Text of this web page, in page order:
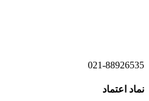
021-88926535
نماد اعتماد